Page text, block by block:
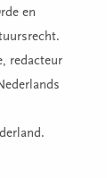
en
redacteur